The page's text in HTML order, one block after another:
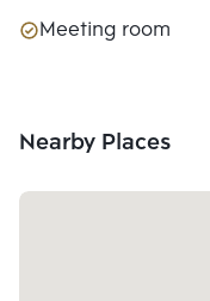
Meeting room
Nearby Places